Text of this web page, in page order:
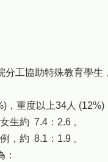
工協助特殊教育學生
重度以上34人 (12%)
生約 7.4：2.6 。
，約 8.1：1.9 。